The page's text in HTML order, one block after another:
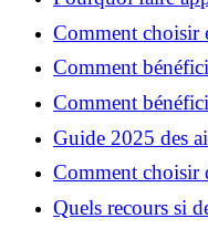
pour garantir la
Comment choisir
permis de
Comment
énergétique à
Comment
rénovation
Guide 2025 des
Voiron :
Comment choisir
rénovation
Quels recours si